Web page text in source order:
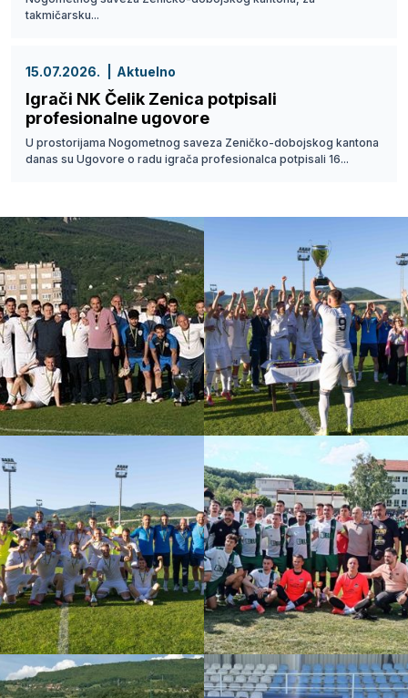
takmičarsku...
15.07.2026. Aktuelno
Igrači NK Čelik Zenica potpisali
profesionalne ugovore
U prostorijama Nogometnog saveza Zeničko-dobojskog kantona
danas su Ugovore o radu igrača profesionalca potpisali 16...